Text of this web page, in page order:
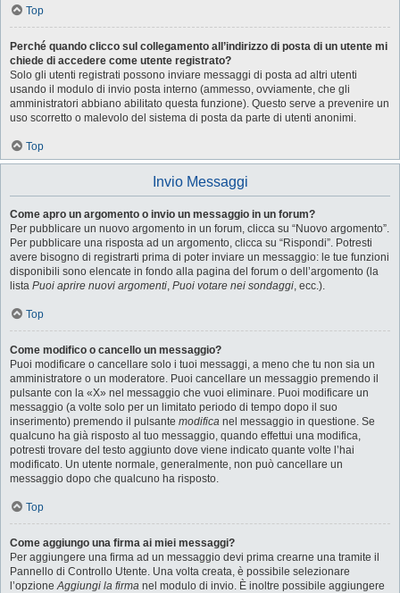
Top
Perché quando clicco sul collegamento all’indirizzo di posta di un utente mi
chiede di accedere come utente registrato?
Solo gli utenti registrati possono inviare messaggi di posta ad altri utenti
usando il modulo di invio posta interno (ammesso, ovviamente, che gli
amministratori abbiano abilitato questa funzione). Questo serve a prevenire un
uso scorretto o malevolo del sistema di posta da parte di utenti anonimi.
Top
Invio Messaggi
Come apro un argomento o invio un messaggio in un forum?
Per pubblicare un nuovo argomento in un forum, clicca su “Nuovo argomento”.
Per pubblicare una risposta ad un argomento, clicca su “Rispondi”. Potresti
avere bisogno di registrarti prima di poter inviare un messaggio: le tue funzioni
disponibili sono elencate in fondo alla pagina del forum o dell’argomento (la
lista Puoi aprire nuovi argomenti, Puoi votare nei sondaggi, ecc.).
Top
Come modifico o cancello un messaggio?
Puoi modificare o cancellare solo i tuoi messaggi, a meno che tu non sia un
amministratore o un moderatore. Puoi cancellare un messaggio premendo il
pulsante con la «X» nel messaggio che vuoi eliminare. Puoi modificare un
messaggio (a volte solo per un limitato periodo di tempo dopo il suo
inserimento) premendo il pulsante modifica nel messaggio in questione. Se
qualcuno ha già risposto al tuo messaggio, quando effettui una modifica,
potresti trovare del testo aggiunto dove viene indicato quante volte l’hai
modificato. Un utente normale, generalmente, non può cancellare un
messaggio dopo che qualcuno ha risposto.
Top
Come aggiungo una firma ai miei messaggi?
Per aggiungere una firma ad un messaggio devi prima crearne una tramite il
Pannello di Controllo Utente. Una volta creata, è possibile selezionare
l’opzioneAggiungi la firma nel modulo di invio. È inoltre possibile aggiungere